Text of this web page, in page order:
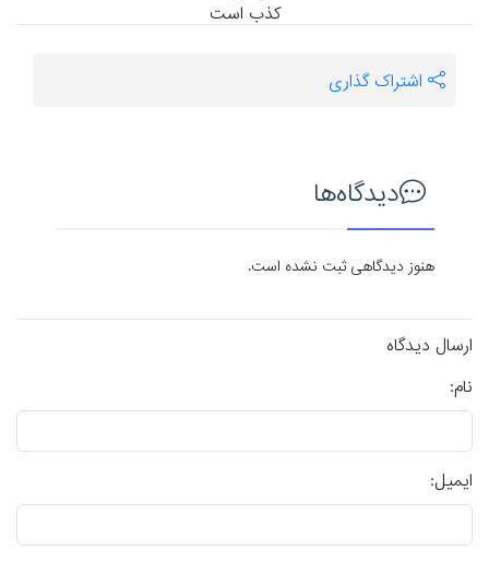
اشتراک گذاری
دیدگاه‌ها
هنوز دیدگاهی ثبت نشده است.
ارسال دیدگاه
نام:
ایمیل: